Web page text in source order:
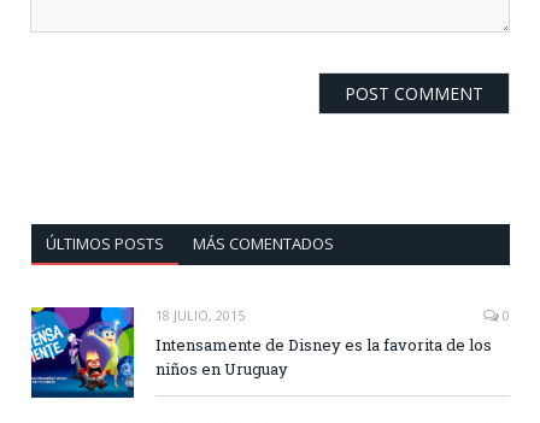
ÚLTIMOS POSTS MÁS COMENTADOS
18 JULIO, 2015 0
Intensamente de Disney es la favorita de los
niños en Uruguay